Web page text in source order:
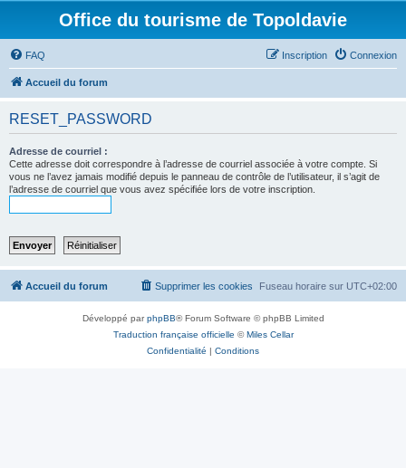
Office du tourisme de Topoldavie
FAQ Connexion
Inscription
Accueil du forum
RESET_PASSWORD
Adresse de courriel :
Cette adresse doit correspondre à l’adresse de courriel associée à votre compte. Si
vous ne l’avez jamais modifié depuis le panneau de contrôle de l’utilisateur, il s’agit de
l’adresse de courriel que vous avez spécifiée lors de votre inscription.
Accueil du forum Fuseau horaire sur UTC+02:00
Supprimer les cookies
Développé parphpBB® Forum Software © phpBB Limited
Traduction française officielle ©Miles Cellar
Confidentialité | Conditions